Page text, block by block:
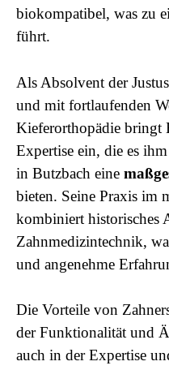
biokompatibel, was zu
führt.
Als Absolvent der
und mit fortlaufenden
Kieferorthopädie bringt
Expertise ein, die es
in Butzbach eine
bieten. Seine Praxis im
kombiniert historisches
Zahnmedizintechnik,
und angenehme
Die Vorteile von
der Funktionalität und
auch in der Expertise